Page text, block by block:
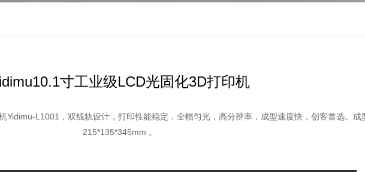
寸工业级LCD光固化3D打印机
Yidimu-L1001，双线轨设计，打印性能稳定，全幅匀光，高分辨率，成型速度快，创客首选。成
215*135*345mm 。